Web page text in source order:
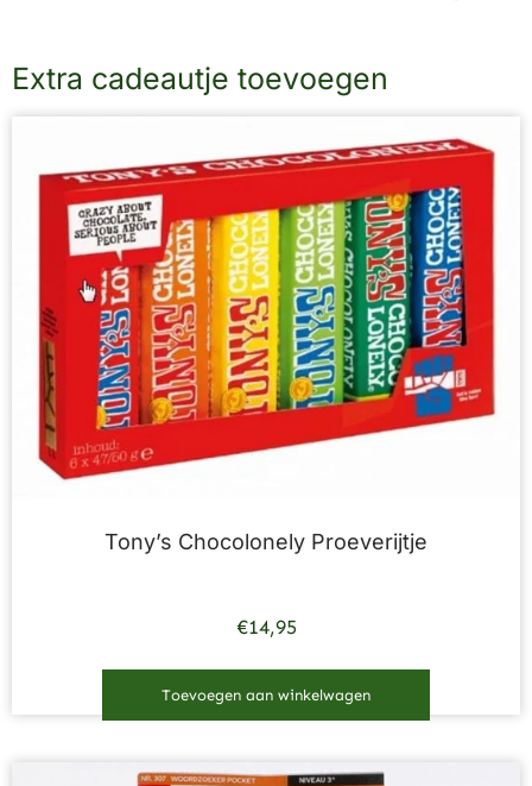
Extra cadeautje toevoegen
Tony’s Chocolonely Proeverijtje
€14,95
Toevoegen aan winkelwagen